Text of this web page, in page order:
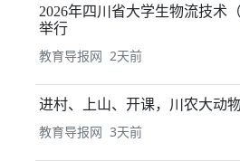
2026年四川省大学生物流技术
举行
教育导报网 2天前
进村、上山、开课，川农大动
教育导报网 3天前